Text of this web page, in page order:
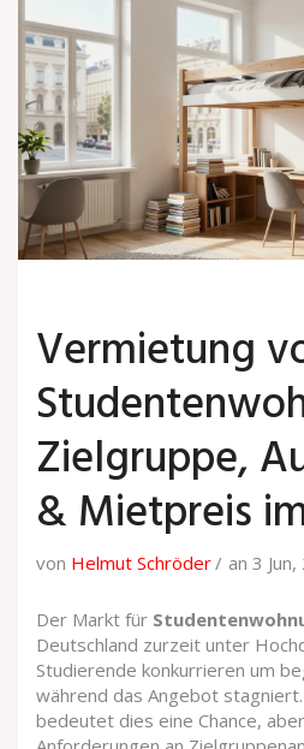
Vermietung
Zielgruppe,
& Mietpreis
von Helmut Schröder an 3
Der Markt für
Deutschland zurzeit unter
Studierende konkurrieren um
während das Angebot
bedeutet dies eine Chance,